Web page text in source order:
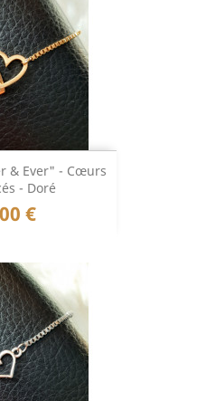
& Ever" - Cœurs
- Doré
€